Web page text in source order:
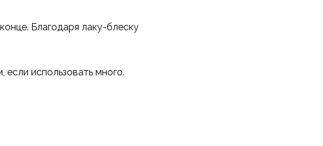
Благодаря лаку-блеску
использовать много.